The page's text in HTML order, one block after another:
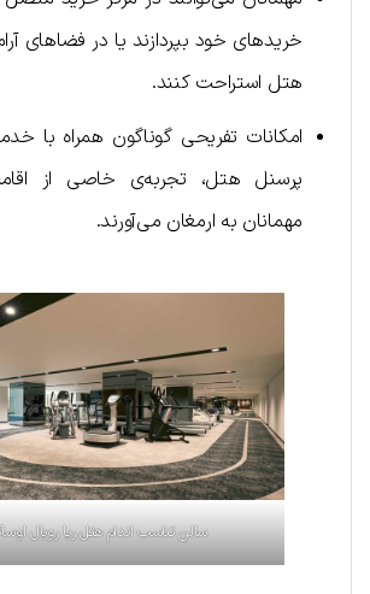
خریدهای خود بپردازند یا در فضاهای
هتل استراحت کنند.
امکانات تفریحی گوناگون همراه با
پرسنل هتل، تجربه‌ی خاصی از
مهمانان به ارمغان می‌آورند.
سالن تناسب اندام هتل ریا رویال